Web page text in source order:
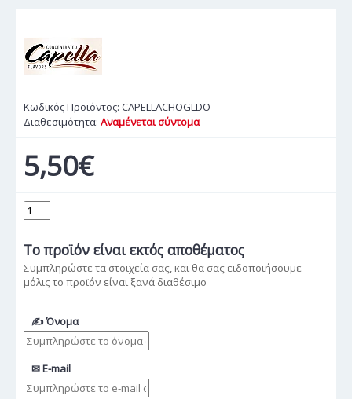
Κωδικός Προϊόντος: CAPELLACHOGLDO
Διαθεσιμότητα: Αναμένεται σύντομα
5,50€
Το προϊόν είναι εκτός αποθέματος
Συμπληρώστε τα στοιχεία σας, και θα σας ειδοποιήσουμε
μόλις το προϊόν είναι ξανά διαθέσιμο
✍ Όνομα
✉ E-mail